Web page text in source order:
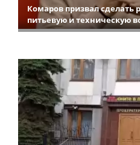
Комаров призвал
питьевую и техническую